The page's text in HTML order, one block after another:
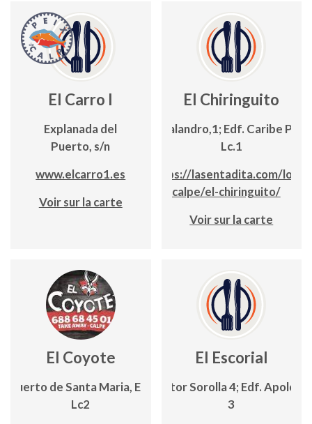
El Carro I
Explanada del
Puerto, s/n
www.elcarro1.es
Voir sur la carte
El Chiringuito
C/ Balandro,1; Edf. Caribe
Lc.1
https://lasentadita.com/
calpe/el-chiringuito/
Voir sur la carte
El Coyote
Puerto de Santa Maria, Edf Palau
Lc2
El Escorial
C/ Pintor Sorolla 4; Edf. Apolo
3